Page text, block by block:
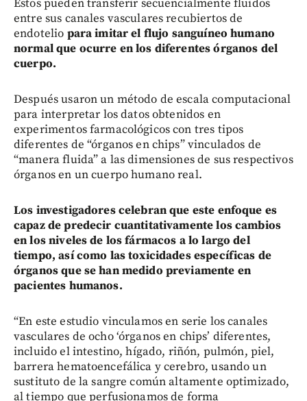
Éstos pueden transferir secuencialmente fluidos
entre sus canales vasculares recubiertos de
endotelio para imitar el flujo sanguíneo humano
normal que ocurre en los diferentes órganos del
cuerpo.
Después usaron un método de escala computacional
para interpretar los datos obtenidos en
experimentos farmacológicos con tres tipos
diferentes de “órganos en chips” vinculados de
“manera fluida” a las dimensiones de sus respectivos
órganos en un cuerpo humano real.
Los investigadores celebran que este enfoque es
capaz de predecir cuantitativamente los cambios
en los niveles de los fármacos a lo largo del
tiempo, así como las toxicidades específicas de
órganos que se han medido previamente en
pacientes humanos.
“En este estudio vinculamos en serie los canales
vasculares de ocho ‘órganos en chips’ diferentes,
incluido el intestino, hígado, riñón, pulmón, piel,
barrera hematoencefálica y cerebro, usando un
sustituto de la sangre común altamente optimizado,
al tiempo que perfusionamos de forma